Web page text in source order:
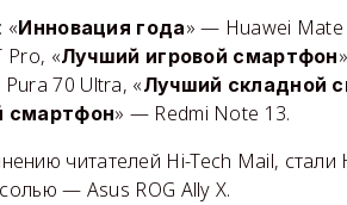
«Инновация года» — Huawei Mate
Pro, «Лучший игровой смартфон
70 Ultra, «Лучший складной
смартфон» — Redmi Note 13.
читателей Hi-Tech Mail, стали
— Asus ROG Ally X.